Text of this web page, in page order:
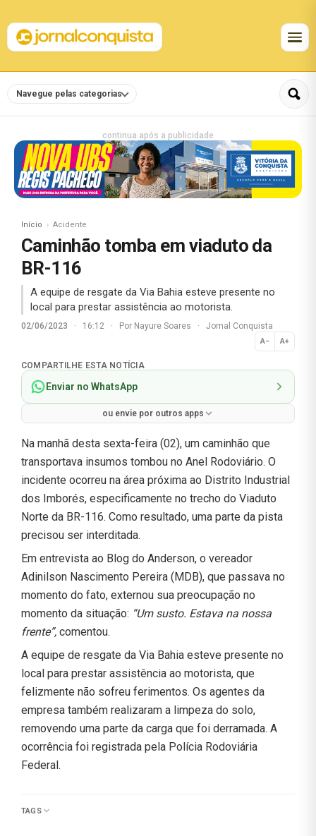
Navegue pelas categorias
continua após a publicidade
Início Acidente
Caminhão tomba em viaduto da
BR-116
A equipe de resgate da Via Bahia esteve presente no
local para prestar assistência ao motorista.
02/06/2023 · 16:12 · Por Nayure Soares · Jornal Conquista
A− A+
Normal
COMPARTILHE ESTA NOTÍCIA
Enviar no WhatsApp
ou envie por outros apps
Na manhã desta sexta-feira (02), um caminhão que
transportava insumos tombou no Anel Rodoviário. O
incidente ocorreu na área próxima ao Distrito Industrial
dos Imborés, especificamente no trecho do Viaduto
Norte da BR-116. Como resultado, uma parte da pista
precisou ser interditada.
Em entrevista ao Blog do Anderson, o vereador
Adinilson Nascimento Pereira (MDB), que passava no
momento do fato, externou sua preocupação no
momento da situação: “Um susto. Estava na nossa
frente”, comentou.
A equipe de resgate da Via Bahia esteve presente no
local para prestar assistência ao motorista, que
felizmente não sofreu ferimentos. Os agentes da
empresa também realizaram a limpeza do solo,
removendo uma parte da carga que foi derramada. A
ocorrência foi registrada pela Polícia Rodoviária
Federal.
TAGS